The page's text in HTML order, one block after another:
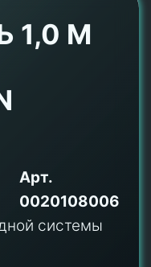
1,0 М
Арт.
0020108006